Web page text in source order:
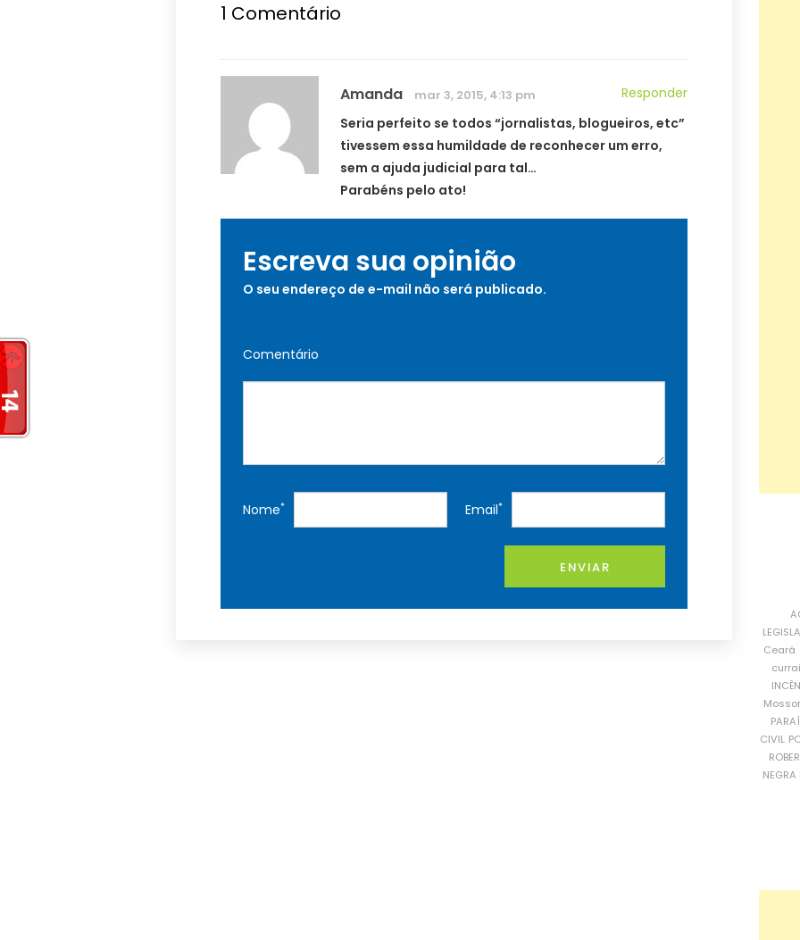
1 Comentário
Amanda mar 3, 2015, 4:13 pm
Responder
Seria perfeito se todos “jornalistas, blogueiros, etc”
tivessem essa humildade de reconhecer um erro,
sem a ajuda judicial para tal…
Parabéns pelo ato!
Escreva sua opinião
O seu endereço de e-mail não será publicado.
Comentário
Nome* Email*
ENVIAR
Ceará
CIVIL
NEGRA